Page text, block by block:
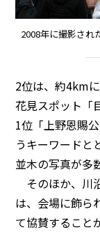
2008年に撮影され
2位は、約4km
花見スポット「
1位「上野恩賜
うキーワードと
並木の写真が多
そのほか、川
は、会場に飾ら
て協賛すること